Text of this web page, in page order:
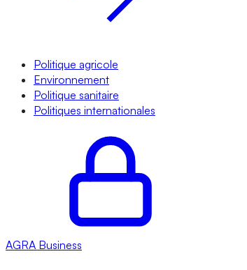
Politique agricole
Environnement
Politique sanitaire
Politiques internationales
AGRA Business